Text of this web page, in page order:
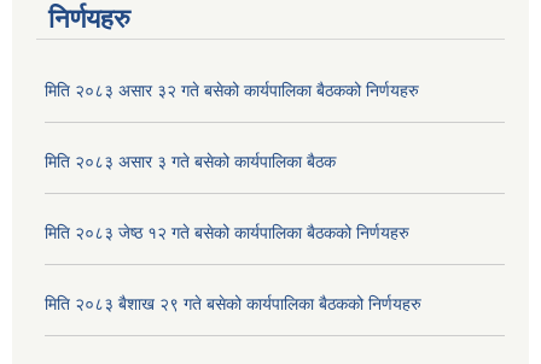
निर्णयहरु
मिति २०८३ असार ३२ गते बसेको कार्यपालिका बैठकको निर्णयहरु
मिति २०८३ असार ३ गते बसेको कार्यपालिका बैठक
मिति २०८३ जेष्ठ १२ गते बसेको कार्यपालिका बैठकको निर्णयहरु
मिति २०८३ बैशाख २९ गते बसेको कार्यपालिका बैठकको निर्णयहरु